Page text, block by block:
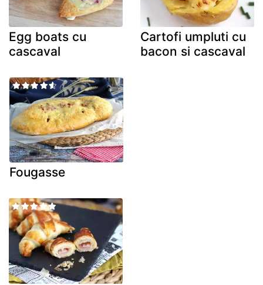
Egg boats cu
cascaval
Cartofi umpluti cu
bacon si cascaval
Fougasse